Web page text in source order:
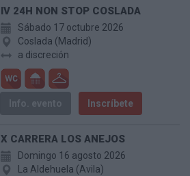
IV 24H NON STOP COSLADA
Sábado 17 octubre 2026
Coslada (Madrid)
a discreción
Info. evento Inscríbete
X CARRERA LOS ANEJOS
Domingo 16 agosto 2026
La Aldehuela (Avila)